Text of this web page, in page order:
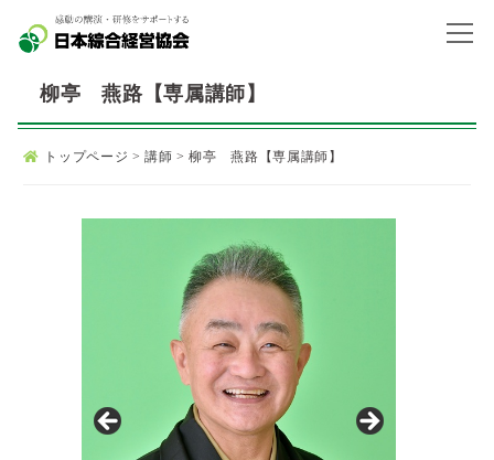
柳亭 燕路【専属講師】
トップページ >講師 >柳亭 燕路【専属講師】